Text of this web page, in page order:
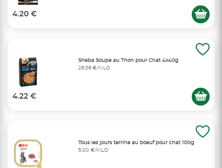
4.20 €
Sheba Soupe au Thon pour Chat 4x40g
26,38 €/KILO
4.22 €
Tous les jours terrine au boeuf pour chat 100g
5,00 €/KILO